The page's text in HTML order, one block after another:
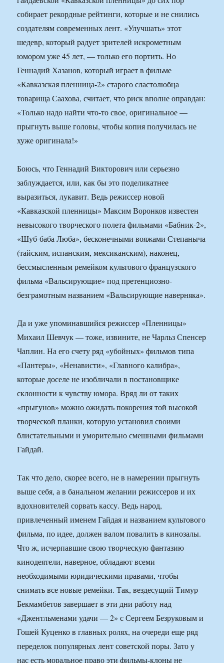
собирает рекордные рейтинги, которые и не снились
создателям современных лент. «Улучшать» этот
шедевр, который радует зрителей искрометным
юмором уже 45 лет, — только его портить. Но
Геннадий Хазанов, который играет в фильме
«Кавказская пленница-2» старого сластолюбца
товарища Саахова, считает, что риск вполне оправдан:
«Только надо найти что-то свое, оригинальное —
прыгнуть выше головы, чтобы копия получилась не
хуже оригинала!»
Боюсь, что Геннадий Викторович или серьезно
заблуждается, или, как бы это поделикатнее
выразиться, лукавит. Ведь режиссер новой
«Кавказской пленницы» Максим Воронков известен
невысокого творческого полета фильмами «Бабник-2»,
«Шуб-баба Люба», бесконечными вояжами Степаныча
(тайским, испанским, мексиканским), наконец,
бессмысленным ремейком культового французского
фильма «Вальсирующие» под претенциозно-
безграмотным названием «Вальсирующие наверняка».
Да и уже упоминавшийся режиссер «Пленницы»
Михаил Шевчук — тоже, извините, не Чарльз Спенсер
Чаплин. На его счету ряд «убойных» фильмов типа
«Пантеры», «Ненависти», «Главного калибра»,
которые доселе не изобличали в постановщике
склонности к чувству юмора. Вряд ли от таких
«прыгунов» можно ожидать покорения той высокой
творческой планки, которую установил своими
блистательными и уморительно смешными фильмами
Гайдай.
Так что дело, скорее всего, не в намерении прыгнуть
выше себя, а в банальном желании режиссеров и их
вдохновителей сорвать кассу. Ведь народ,
привлеченный именем Гайдая и названием культового
фильма, по идее, должен валом повалить в кинозалы.
Что ж, исчерпавшие свою творческую фантазию
кинодеятели, наверное, обладают всеми
необходимыми юридическими правами, чтобы
снимать все новые ремейки. Так, вездесущий Тимур
Бекмамбетов завершает в эти дни работу над
«Джентльменами удачи — 2» с Сергеем Безруковым и
Гошей Куценко в главных ролях, на очереди еще ряд
переделок популярных лент советской поры. Зато у
нас есть моральное право эти фильмы-клоны не